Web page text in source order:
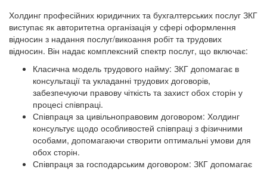
Холдинг професійних юридичних та бухгалтерських послуг ЗКГ
виступає як авторитетна організація у сфері оформлення
відносин з надання послуг/викоання робіт та трудових
відносин. Він надає комплексний спектр послуг, що включає:
Класична модель трудового найму: ЗКГ допомагає в
консультації та укладанні трудових договорів,
забезпечуючи правову чіткість та захист обох сторін у
процесі співпраці.
Співпраця за цивільноправовим договором: Холдинг
консультує щодо особливостей співпраці з фізичними
особами, допомагаючи створити оптимальні умови для
обох сторін.
Співпраця за господарським договором: ЗКГ допомагає